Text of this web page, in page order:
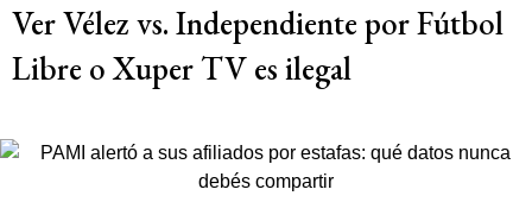
Ver Vélez vs. Independiente por Fútbol
Libre o Xuper TV es ilegal